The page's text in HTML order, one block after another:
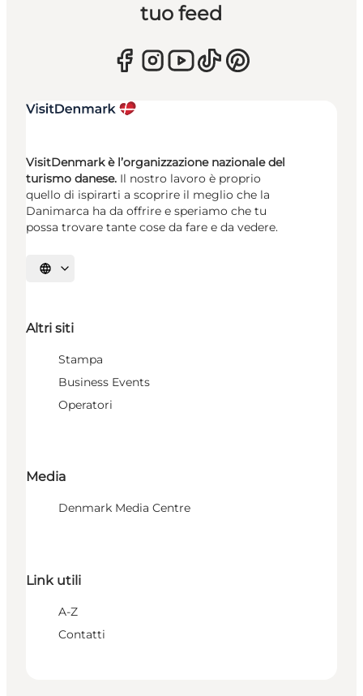
tuo feed
VisitDenmark è l’organizzazione nazionale del
turismo danese. Il nostro lavoro è proprio
quello di ispirarti a scoprire il meglio che la
Danimarca ha da offrire e speriamo che tu
possa trovare tante cose da fare e da vedere.
Seleziona la lingua
Altri siti
Stampa
Business Events
Operatori
Media
Denmark Media Centre
Link utili
A-Z
Contatti